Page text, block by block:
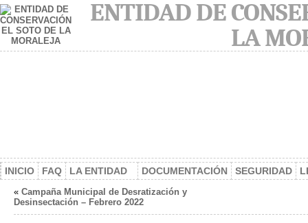
ENTIDAD DE
LA
INICIO FAQ LA ENTIDAD DOCUMENTACIÓN SEGURIDAD
« Campaña Municipal de Desratización y
Desinsectación – Febrero 2022